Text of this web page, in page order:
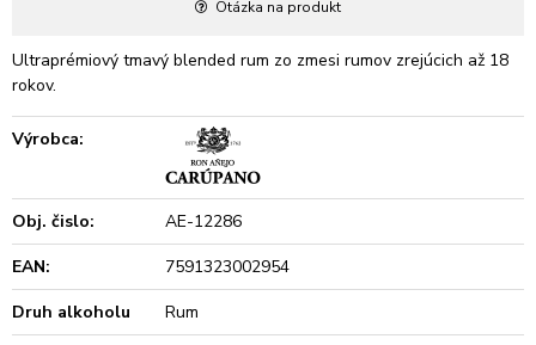
Otázka na produkt
Ultraprémiový tmavý blended rum zo zmesi rumov zrejúcich až 18
rokov.
Výrobca:
Obj. čislo:
AE-12286
EAN:
7591323002954
Druh alkoholu
Rum